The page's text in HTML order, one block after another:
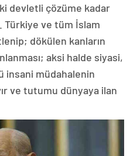
devletli çözüme kadar
Türkiye ve tüm İslam
dökülen kanların
aksi halde siyasi,
insani müdahalenin
ve tutumu dünyaya ilan